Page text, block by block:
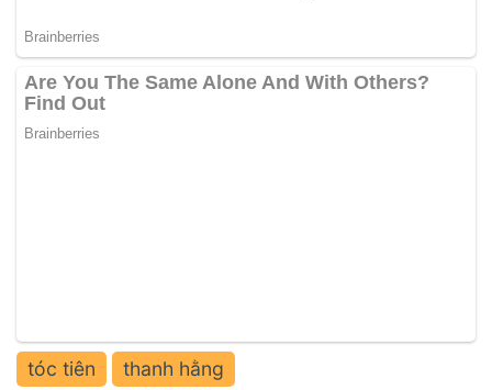
tóc tiên thanh hằng